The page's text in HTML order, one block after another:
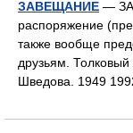
ЗАВЕЩАНИЕ —
распоряжение
также вообще
друзьям.
Шведова. 1949